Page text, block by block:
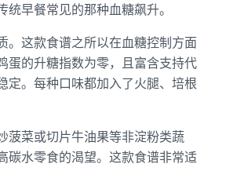
早餐常见的那种血糖飙升。
。这款食谱之所以在血糖控制方面
蛋的升糖指数为零，且富含支持代
定。每种口味都加入了火腿、培根
菠菜或切片牛油果等非淀粉类蔬
碳水零食的渴望。这款食谱非常适